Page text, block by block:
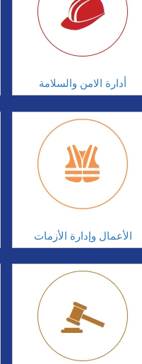
أدارة الامن والسلامة
الأعمال وإدارة الأزمات